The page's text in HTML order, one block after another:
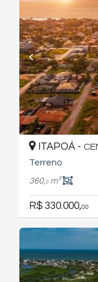
ITAPOÁ -
Terreno
360,0m²
R$ 330.000,00